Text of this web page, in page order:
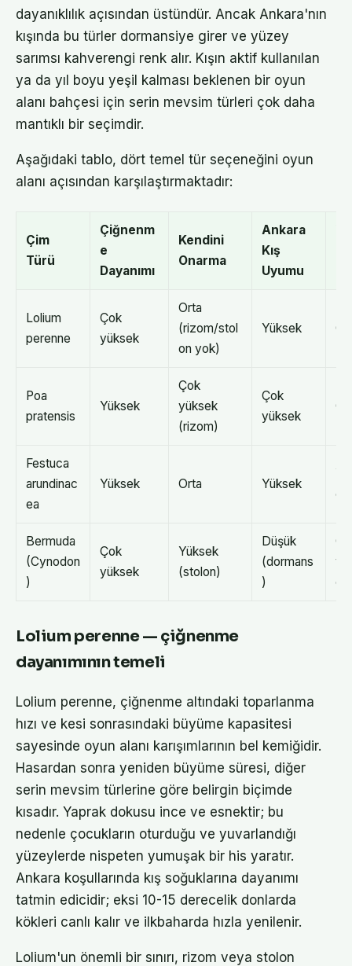
dayanıklılık açısından üstündür. Ancak Ankara'nın
kışında bu türler dormansiye girer ve yüzey
sarımsı kahverengi renk alır. Kışın aktif kullanılan
ya da yıl boyu yeşil kalması beklenen bir oyun
alanı bahçesi için serin mevsim türleri çok daha
mantıklı bir seçimdir.
Aşağıdaki tablo, dört temel tür seçeneğini oyun
alanı açısından karşılaştırmaktadır:
Çim
Türü
Çiğnenm
e
Dayanımı
Kendini
Onarma
Ankara
Kış
Uyumu
Lolium
perenne
Çok
yüksek
Orta
(rizom/stol
on yok)
Yüksek
Poa
pratensis
Yüksek
Çok
yüksek
(rizom)
Çok
yüksek
Festuca
arundinac
ea
Yüksek Orta Yüksek
ek
Bermuda
(Cynodon
)
Çok
yüksek
Yüksek
(stolon)
Düşük
(dormans
)
ek
Lolium perenne — çiğnenme
dayanımının temeli
Lolium perenne, çiğnenme altındaki toparlanma
hızı ve kesi sonrasındaki büyüme kapasitesi
sayesinde oyun alanı karışımlarının bel kemiğidir.
Hasardan sonra yeniden büyüme süresi, diğer
serin mevsim türlerine göre belirgin biçimde
kısadır. Yaprak dokusu ince ve esnektir; bu
nedenle çocukların oturduğu ve yuvarlandığı
yüzeylerde nispeten yumuşak bir his yaratır.
Ankara koşullarında kış soğuklarına dayanımı
tatmin edicidir; eksi 10-15 derecelik donlarda
kökleri canlı kalır ve ilkbaharda hızla yenilenir.
Lolium'un önemli bir sınırı, rizom veya stolon